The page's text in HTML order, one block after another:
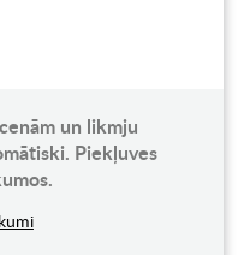
un likmju
Piekļuves